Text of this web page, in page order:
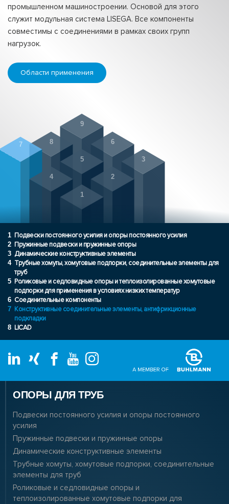
промышленном машиностроении. Основой для этого
служит модульная система LISEGA. Все компоненты
совместимы с соединениями в рамках своих групп
нагрузок.
Области применения
1
2
3
4
5
6
7 8
9
1 Подвески постоянного усилия и опоры постоянного усилия
2 Пружинные подвески и пружинные опоры
3 Динамические конструктивные элементы
4 Трубные хомуты, хомутовые подпорки, соединительные элементы для
труб
5 Роликовые и седловидные опоры и теплоизолированные хомутовые
подпорки для применения в условиях низких температур
6 Соединительные компоненты
7 Конструктивные соединительные элементы, антифрикционные
подкладки
8 LICAD
ОПОРЫ ДЛЯ ТРУБ
Подвески постоянного усилия и опоры постоянного
усилия
Пружинные подвески и пружинные опоры
Динамические конструктивные элементы
Трубные хомуты, хомутовые подпорки, соединительные
элементы для труб
Роликовые и седловидные опоры и
теплоизолированные хомутовые подпорки для